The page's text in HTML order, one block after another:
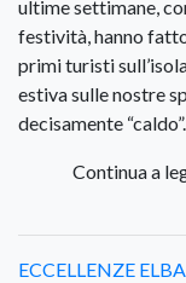
ultime settimane,
festività, hanno
primi turisti
estiva sulle nostre
decisamente “caldo”.
Continua a
ECCELLENZE